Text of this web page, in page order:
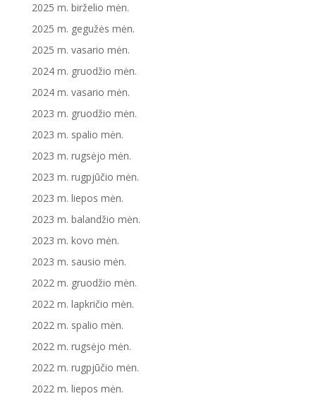
2025 m. birželio mėn.
2025 m. gegužės mėn.
2025 m. vasario mėn.
2024 m. gruodžio mėn.
2024 m. vasario mėn.
2023 m. gruodžio mėn.
2023 m. spalio mėn.
2023 m. rugsėjo mėn.
2023 m. rugpjūčio mėn.
2023 m. liepos mėn.
2023 m. balandžio mėn.
2023 m. kovo mėn.
2023 m. sausio mėn.
2022 m. gruodžio mėn.
2022 m. lapkričio mėn.
2022 m. spalio mėn.
2022 m. rugsėjo mėn.
2022 m. rugpjūčio mėn.
2022 m. liepos mėn.